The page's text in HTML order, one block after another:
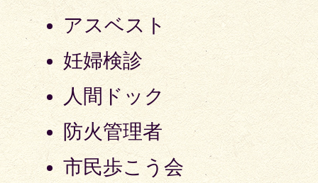
アスベスト
妊婦検診
人間ドック
防火管理者
市民歩こう会